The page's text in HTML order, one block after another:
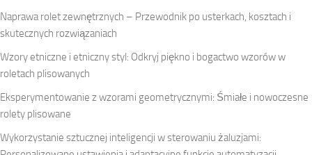
Naprawa rolet zewnętrznych – Przewodnik po usterkach, kosztach i
skutecznych rozwiązaniach
Wzory etniczne i etniczny styl: Odkryj piękno i bogactwo wzorów w
roletach plisowanych
Eksperymentowanie z wzorami geometrycznymi: Śmiałe i nowoczesne
rolety plisowane
Wykorzystanie sztucznej inteligencji w sterowaniu żaluzjami: